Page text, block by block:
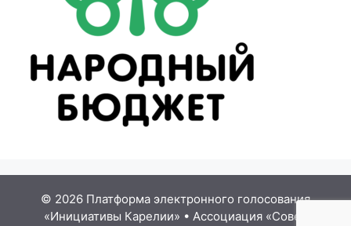
© 2026 Платформа электронного голосования
«Инициативы Карелии» • Ассоциация «Совет